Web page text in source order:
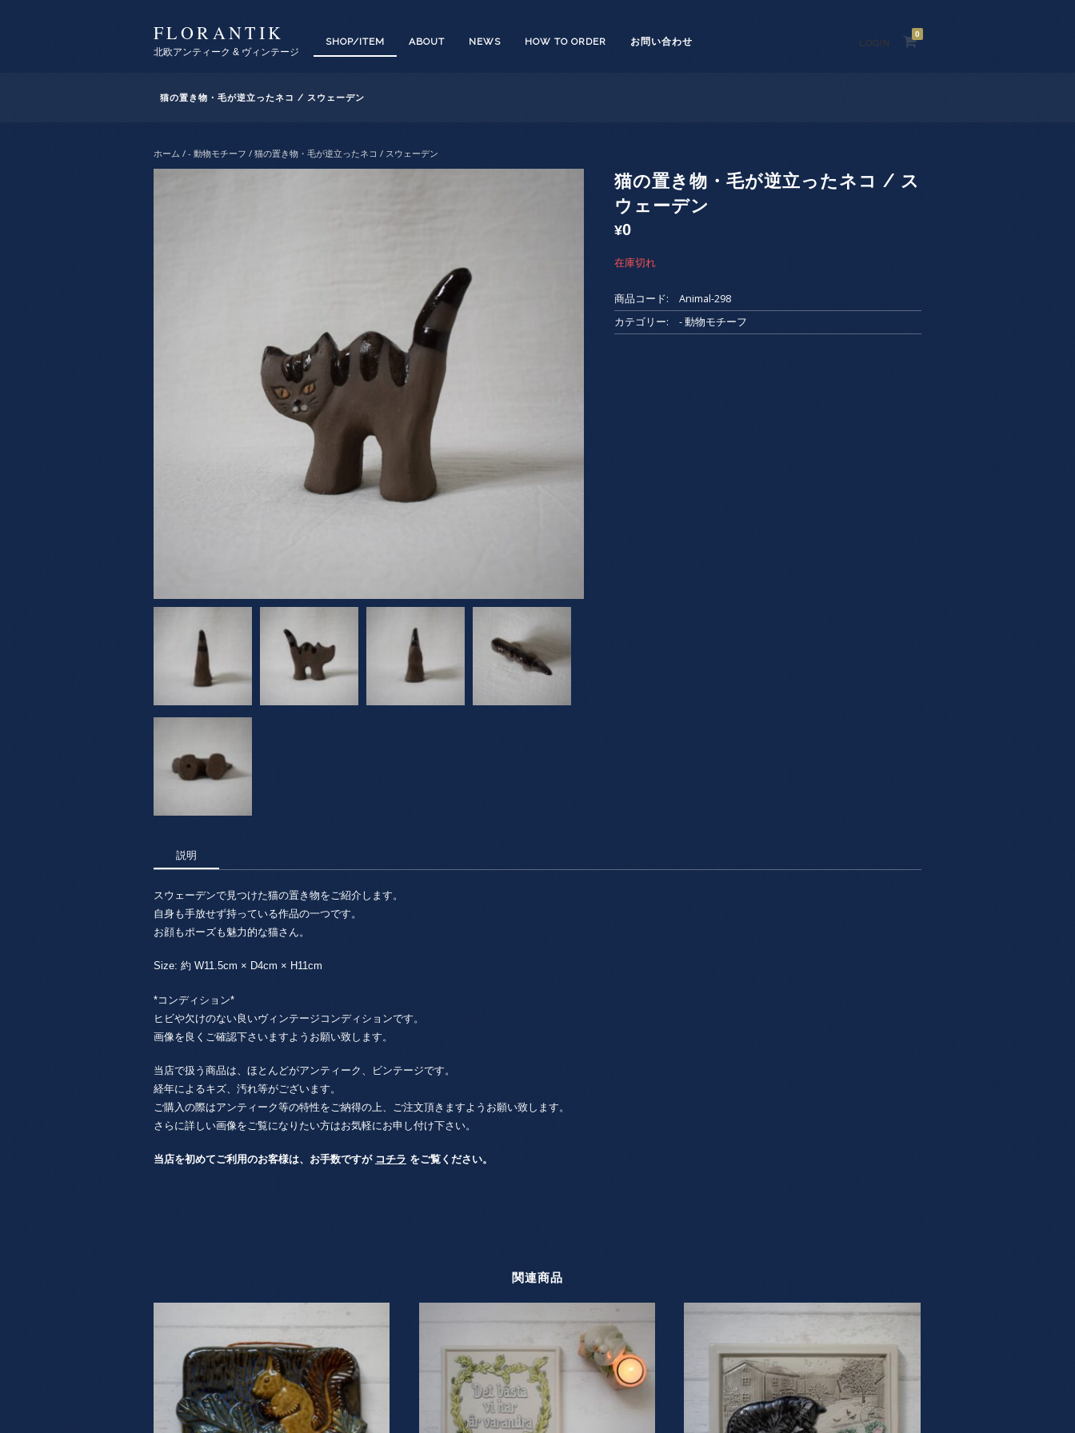
FLORANTIK
北欧アンティーク & ヴィンテージ
SHOP/ITEM ABOUT NEWS HOW TO ORDER お問い合わせ LOGIN
0
猫の置き物・毛が逆立ったネコ / スウェーデン
ホーム / - 動物モチーフ / 猫の置き物・毛が逆立ったネコ / スウェーデン
猫の置き物・毛が逆立ったネコ / ス
ウェーデン
¥0
在庫切れ
商品コード:
Animal-298
カテゴリー:
- 動物モチーフ
説明
スウェーデンで見つけた猫の置き物をご紹介します。
自身も手放せず持っている作品の一つです。
お顔もポーズも魅力的な猫さん。
Size: 約 W11.5cm × D4cm × H11cm
*コンディション*
ヒビや欠けのない良いヴィンテージコンディションです。
画像を良くご確認下さいますようお願い致します。
当店で扱う商品は、ほとんどがアンティーク、ビンテージです。
経年によるキズ、汚れ等がございます。
ご購入の際はアンティーク等の特性をご納得の上、ご注文頂きますようお願い致します。
さらに詳しい画像をご覧になりたい方はお気軽にお申し付け下さい。
当店を初めてご利用のお客様は、お手数ですが コチラ をご覧ください。
関連商品